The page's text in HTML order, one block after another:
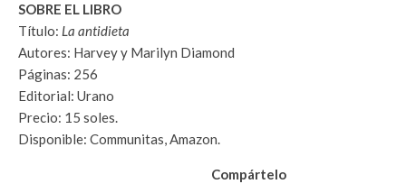
SOBRE EL LIBRO
Título: La antidieta
Autores: Harvey y Marilyn Diamond
Páginas: 256
Editorial: Urano
Precio: 15 soles.
Disponible: Communitas, Amazon.
Compártelo